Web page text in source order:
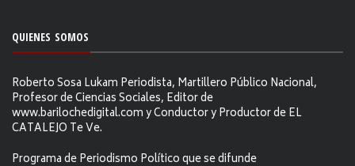
QUIENES SOMOS
Roberto Sosa Lukam Periodista, Martillero Público Nacional,
Profesor de Ciencias Sociales, Editor de
www.barilochedigital.com y Conductor y Productor de EL
CATALEJO Te Ve.
Programa de Periodismo Político que se difunde